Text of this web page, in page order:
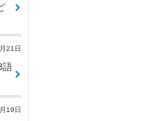
21日
語
19日